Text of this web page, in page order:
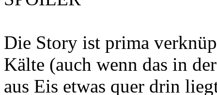
Die Story ist prima
Kälte (auch wenn das in
aus Eis etwas quer drin